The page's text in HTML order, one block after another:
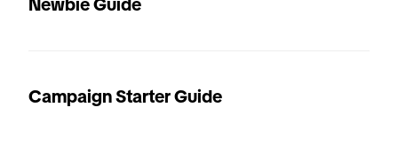
Newbie Guide
Campaign Starter Guide